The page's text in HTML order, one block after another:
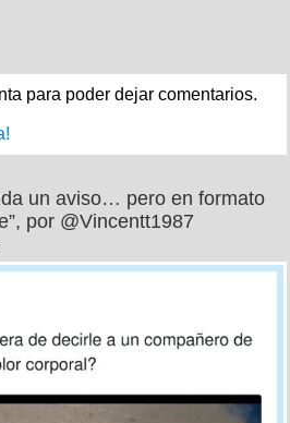
para poder dejar comentarios.
un aviso… pero en formato
por @Vincentt1987